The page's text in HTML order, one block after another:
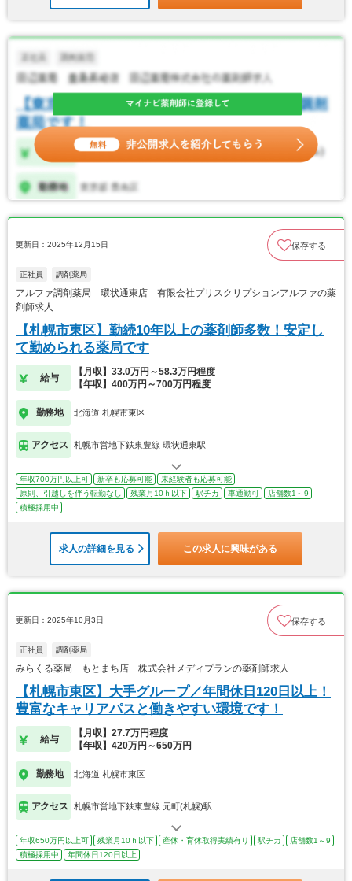
更新日：2025年12月15日 保存する
正社員 調剤薬局
アルファ調剤薬局 環状通東店 有限会社プリスクリプションアルファの薬
剤師求人
【札幌市東区】勤続10年以上の薬剤師多数！安定し
て勤められる薬局です
給与
【月収】33.0万円～58.3万円程度
【年収】400万円～700万円程度
勤務地 北海道 札幌市東区
アクセス 札幌市営地下鉄東豊線 環状通東駅
年収700万円以上可 新卒も応募可能
未経験者も応募可能
原則、引越しを伴う転勤なし
残業月10ｈ以下 駅チカ 車通勤可
店舗数1～9
積極採用中
求人の詳細を見る この求人に興味がある
更新日：2025年10月3日 保存する
正社員 調剤薬局
みらくる薬局 もとまち店 株式会社メディプランの薬剤師求人
【札幌市東区】大手グループ／年間休日120日以上！
豊富なキャリアパスと働きやすい環境です！
給与
【月収】27.7万円程度
【年収】420万円～650万円
勤務地 北海道 札幌市東区
アクセス 札幌市営地下鉄東豊線 元町(札幌)駅
年収650万円以上可 残業月10ｈ以下 産休・育休取得実績有り 駅チカ
店舗数1～9
積極採用中
年間休日120日以上